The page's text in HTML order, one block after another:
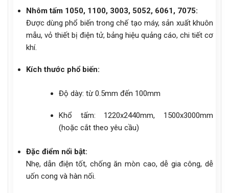
Nhôm tấm 1050, 1100, 3003, 5052, 6061, 7075:
Được dùng phổ biến trong chế tạo máy, sản xuất khuôn
mẫu, vỏ thiết bị điện tử, bảng hiệu quảng cáo, chi tiết cơ
khí.
Kích thước phổ biến:
Độ dày: từ 0.5mm đến 100mm
Khổ tấm: 1220x2440mm, 1500x3000mm
(hoặc cắt theo yêu cầu)
Đặc điểm nổi bật:
Nhẹ, dẫn điện tốt, chống ăn mòn cao, dễ gia công, dễ
uốn cong và hàn nối.